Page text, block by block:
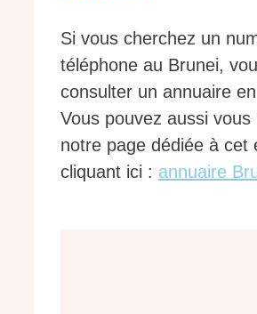
Si vous cherchez un
téléphone au Brunei,
consulter un annuaire
Vous pouvez aussi
notre page dédiée à cet
cliquant ici : annuaire